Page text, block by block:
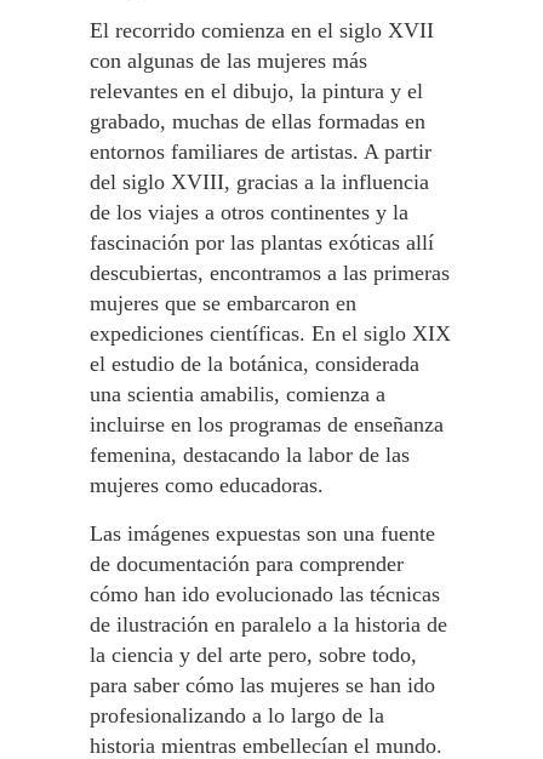
El recorrido comienza en el siglo XVII
con algunas de las mujeres más
relevantes en el dibujo, la pintura y el
grabado, muchas de ellas formadas en
entornos familiares de artistas. A partir
del siglo XVIII, gracias a la influencia
de los viajes a otros continentes y la
fascinación por las plantas exóticas allí
descubiertas, encontramos a las primeras
mujeres que se embarcaron en
expediciones científicas. En el siglo XIX
el estudio de la botánica, considerada
una scientia amabilis, comienza a
incluirse en los programas de enseñanza
femenina, destacando la labor de las
mujeres como educadoras.
Las imágenes expuestas son una fuente
de documentación para comprender
cómo han ido evolucionado las técnicas
de ilustración en paralelo a la historia de
la ciencia y del arte pero, sobre todo,
para saber cómo las mujeres se han ido
profesionalizando a lo largo de la
historia mientras embellecían el mundo.